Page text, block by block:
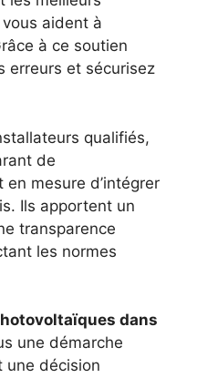
aident à
à ce soutien
erreurs et sécurisez
qualifiés,
de
en mesure d’intégrer
Ils apportent un
transparence
les normes
dans
une démarche
une décision